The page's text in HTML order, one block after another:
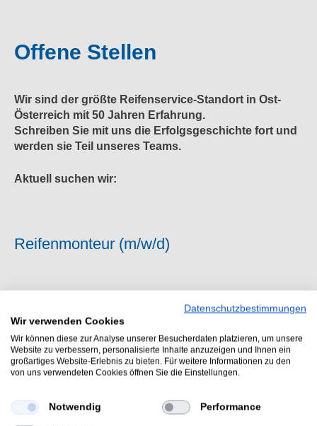
Offene Stellen
Wir sind der größte Reifenservice-Standort in Ost-
Österreich mit 50 Jahren Erfahrung.
Schreiben Sie mit uns die Erfolgsgeschichte fort und
werden sie Teil unseres Teams.
Aktuell suchen wir:
Reifenmonteur (m/w/d)
Reifenmonteur (m/w/d) mit Erfahrung aber auch gerne
Quereinsteiger
Handwerkliches Geschick
Selbständige Arbeitsweise
Teamfähigkeit
Datenschutzbestimmungen
Wir verwenden Cookies
Wir können diese zur Analyse unserer Besucherdaten platzieren, um unsere
Website zu verbessern, personalisierte Inhalte anzuzeigen und Ihnen ein
großartiges Website-Erlebnis zu bieten. Für weitere Informationen zu den
von uns verwendeten Cookies öffnen Sie die Einstellungen.
Notwendig Performance